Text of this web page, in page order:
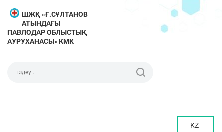
ШЖҚ «Ғ.СҰЛТАНОВ
АТЫНДАҒЫ
ПАВЛОДАР ОБЛЫСТЫҚ
АУРУХАНАСЫ» КМК
KZ